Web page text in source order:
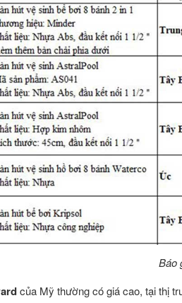
Báo
của Mỹ thường có giá cao, tại thị